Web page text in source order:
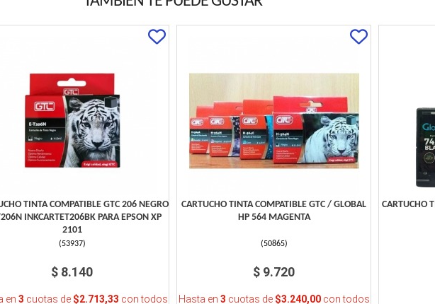
TINTA COMPATIBLE GTC 206 NEGRO
INKCARTET206BK PARA EPSON XP
2101
(53937)
$ 8.140
en 3 cuotas de $2.713,33 con todos
CARTUCHO TINTA COMPATIBLE GTC / GLOBAL
HP 564 MAGENTA
(50865)
$ 9.720
Hasta en 3 cuotas de $3.240,00con todos
CARTUCHO